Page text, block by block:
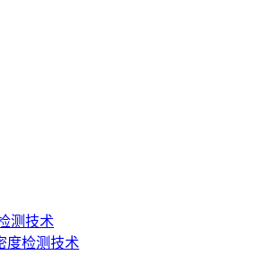
测技术
度检测技术